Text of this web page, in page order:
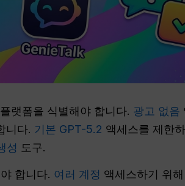
랫폼을 식별해야 합니다. 광고 없음
니다. 기본 GPT-5.2 액세스를 제한
성 도구.
합니다. 여러 계정 액세스하기 위해